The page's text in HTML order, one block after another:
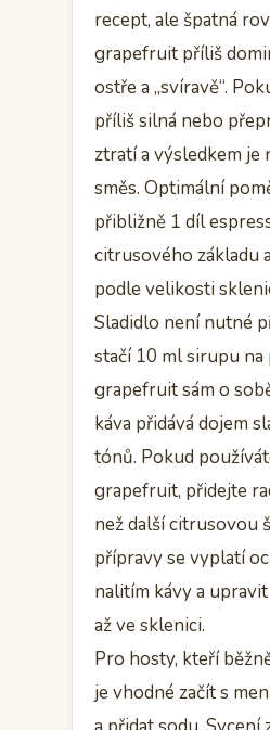
recept, ale špatná
grapefruit příliš
ostře a „svíravě“.
příliš silná nebo
ztratí a výsledkem je
směs. Optimální
přibližně 1 díl
citrusového základu
podle velikosti
Sladidlo není nutné
stačí 10 ml sirupu
grapefruit sám o
káva přidává dojem
tónů. Pokud
grapefruit, přidejte
než další citrusovou
přípravy se vyplatí
nalitím kávy a
až ve sklenici.
Pro hosty, kteří
je vhodné začít s